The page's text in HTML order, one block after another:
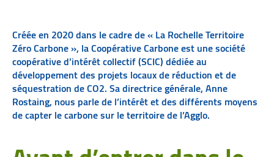
Créée en 2020 dans le cadre de « La Rochelle Territoire
Zéro Carbone », la Coopérative Carbone est une société
coopérative d’intérêt collectif (SCIC) dédiée au
développement des projets locaux de réduction et de
séquestration de CO2. Sa directrice générale, Anne
Rostaing, nous parle de l’intérêt et des différents moyens
de capter le carbone sur le territoire de l’Agglo.